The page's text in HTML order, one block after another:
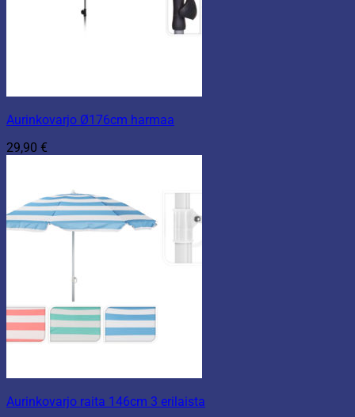
Aurinkovarjo Ø176cm harmaa
29,90 €
Aurinkovarjo raita 146cm 3 erilaista